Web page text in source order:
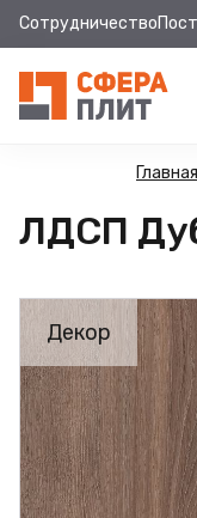
Сотрудничество
Главная
ЛДСП
Декор